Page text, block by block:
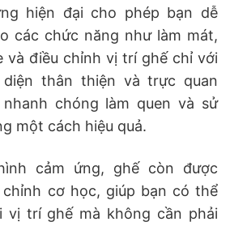
hiện đại cho phép bạn dễ
các chức năng như làm mát,
và điều chỉnh vị trí ghế chỉ với
diện thân thiện và trực quan
chóng làm quen và sử
một cách hiệu quả.
cảm ứng, ghế còn được
cơ học, giúp bạn có thể
vị trí ghế mà không cần phải